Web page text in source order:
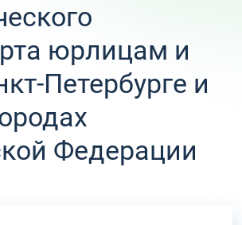
юрлицам и
Петербурге и
Федерации